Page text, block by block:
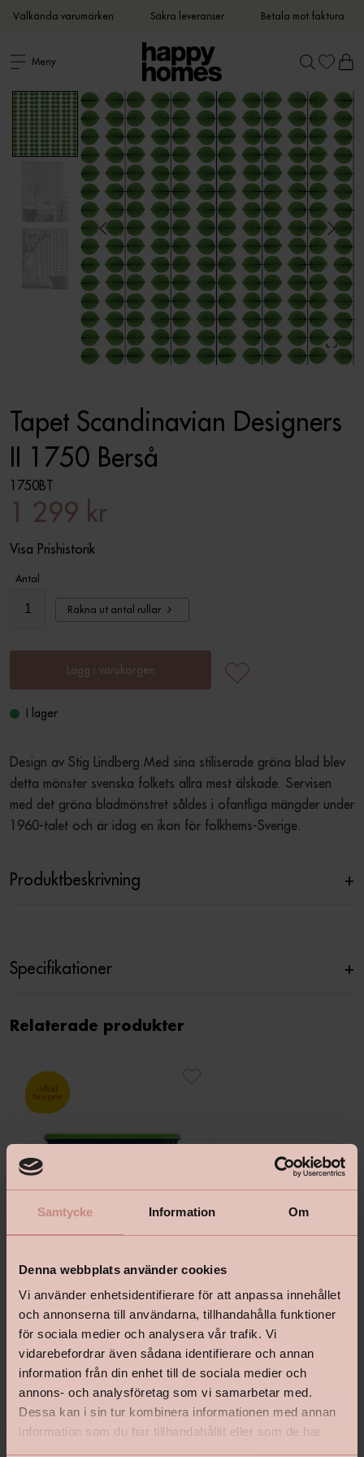
Samtycke Information Om
Denna webbplats använder cookies
Vi använder enhetsidentifierare för att anpassa innehållet
och annonserna till användarna, tillhandahålla funktioner
för sociala medier och analysera vår trafik. Vi
vidarebefordrar även sådana identifierare och annan
information från din enhet till de sociala medier och
annons- och analysföretag som vi samarbetar med.
Dessa kan i sin tur kombinera informationen med annan
information som du har tillhandahållit eller som de har
Välkända varumärken Säkra leveranser Betala mot faktura
Meny
Tapet Scandinavian Designers
II 1750 Berså
1750BT
1 299 kr
Visa Prishistorik
Antal
Räkna ut antal rullar
Lägg i varukorgen
I lager
Design av Stig Lindberg.Med sina stiliserade gröna blad blev
detta mönster svenska folkets allra mest älskade. Servisen
med det gröna bladmönstret såldes i ofantliga mängder under
1960-talet och är idag en ikon för folkhems-Sverige.
Produktbeskrivning +
Specifikationer +
Relaterade produkter
Bostik Hernia Non Wovenlim
Pris från 199 kr
Tapetlinjal Masonite
Pris 139 kr